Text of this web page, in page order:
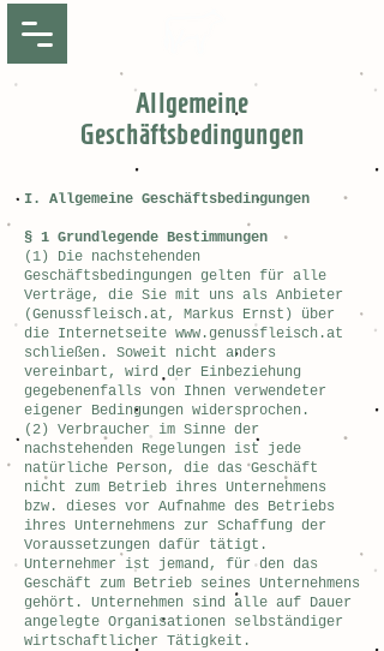
Allgemeine
Geschäftsbedingungen
I. Allgemeine Geschäftsbedingungen
§ 1 Grundlegende Bestimmungen
(1) Die nachstehenden
Geschäftsbedingungen gelten für alle
Verträge, die Sie mit uns als Anbieter
(Genussfleisch.at, Markus Ernst) über
die Internetseite www.genussfleisch.at
schließen. Soweit nicht anders
vereinbart, wird der Einbeziehung
gegebenenfalls von Ihnen verwendeter
eigener Bedingungen widersprochen.
(2) Verbraucher im Sinne der
nachstehenden Regelungen ist jede
natürliche Person, die das Geschäft
nicht zum Betrieb ihres Unternehmens
bzw. dieses vor Aufnahme des Betriebs
ihres Unternehmens zur Schaffung der
Voraussetzungen dafür tätigt.
Unternehmer ist jemand, für den das
Geschäft zum Betrieb seines Unternehmens
gehört. Unternehmen sind alle auf Dauer
angelegte Organisationen selbständiger
wirtschaftlicher Tätigkeit.